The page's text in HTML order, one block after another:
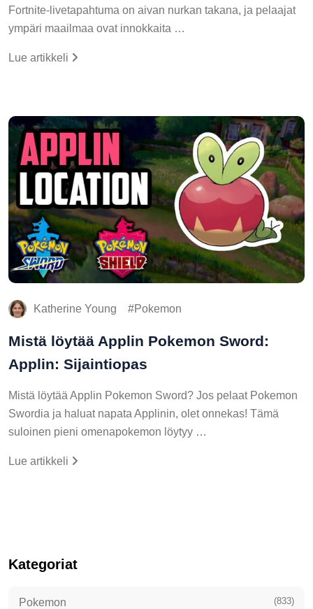
Fortnite-livetapahtuma on aivan nurkan takana, ja pelaajat
ympäri maailmaa ovat innokkaita …
Lue artikkeli
Katherine Young Pokemon
Mistä löytää Applin Pokemon Sword:
Applin: Sijaintiopas
Mistä löytää Applin Pokemon Sword? Jos pelaat Pokemon
Swordia ja haluat napata Applinin, olet onnekas! Tämä
suloinen pieni omenapokemon löytyy …
Lue artikkeli
Kategoriat
Pokemon (833)